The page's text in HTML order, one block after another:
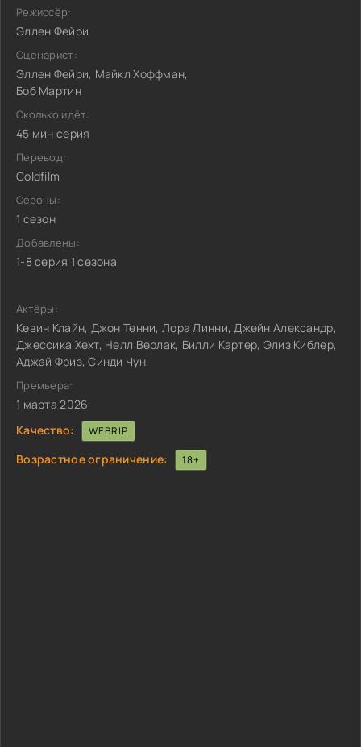
Режиссёр:
Эллен Фейри
Сценарист:
Эллен Фейри, Майкл Хоффман,
Боб Мартин
Сколько идёт:
45 мин серия
Перевод:
Coldfilm
Сезоны:
1 сезон
Добавлены:
1-8 серия 1 сезона
Актёры:
Кевин Клайн, Джон Тенни, Лора Линни, Джейн Александр,
Джессика Хехт, Нелл Верлак, Билли Картер, Элиз Киблер,
Аджай Фриз, Синди Чун
Премьера:
1 марта 2026
Качество:
WEBRIP
Возрастное ограничение: 18+